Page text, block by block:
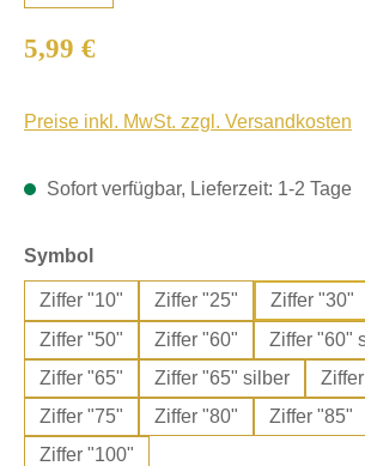
Regulärer Preis:
5,99 €
Preise inkl. MwSt. zzgl. Versandkosten
Sofort verfügbar, Lieferzeit: 1-2 Tage
Symbol auswählen
Ziffer "10" Ziffer "25" Ziffer "30"
Ziffer "50"
Ziffer "60"
Ziffer "60"
Ziffer "65"
Ziffer "65" silber
Ziffer "75"
Ziffer "80" Ziffer "85"
Ziffer "100"